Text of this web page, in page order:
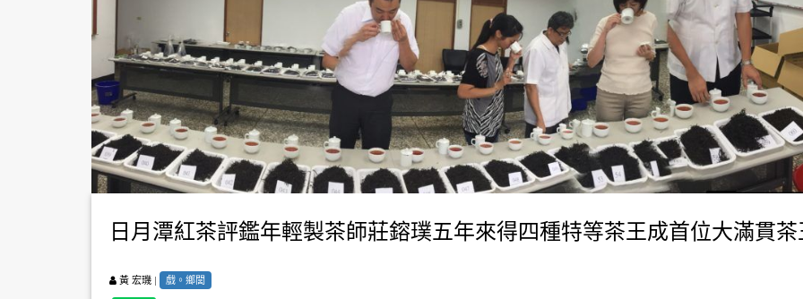
日月潭紅茶評鑑年輕製茶師莊鎔璞五年來得四種特等茶王成首位大滿貫茶
黃 宏璣 | 戲。鄉閭